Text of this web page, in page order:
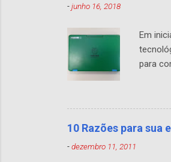
-junho 16, 2018
Em
para
pelas
128GB
10 Razões para sua
-dezembro 11, 2011